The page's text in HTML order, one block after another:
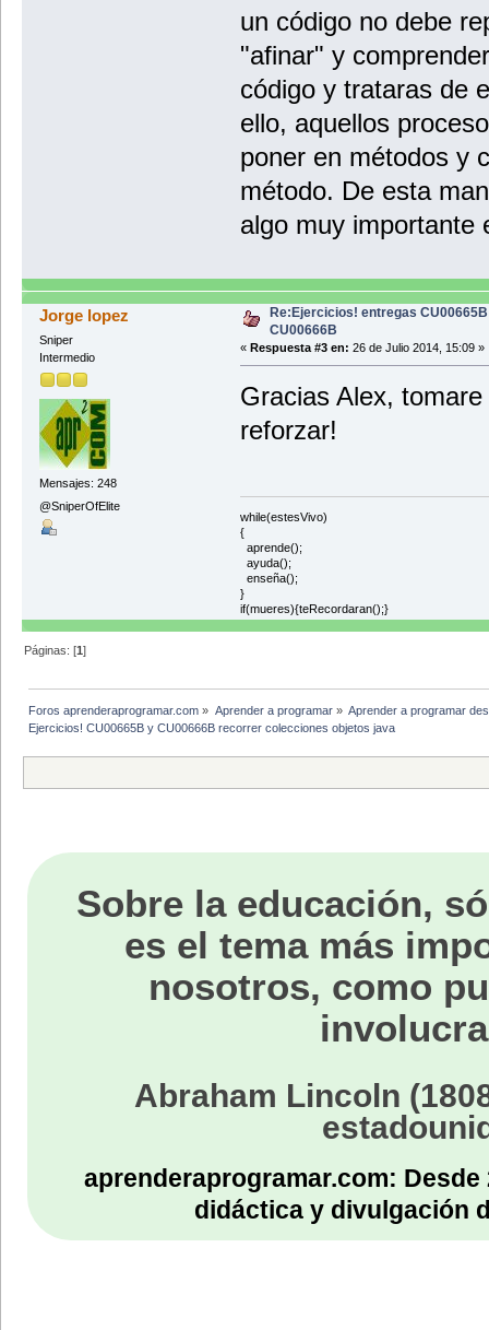
for(String nombre:
{
}
eliminar = "";
}
i = 1;
{
System.out.println("Cantante
}
}*/
un código no debe
"afinar" y
código y trataras de
ello, aquellos
poner en métodos y
método. De esta
algo muy importante
Jorge lopez
Sniper
Intermedio
Mensajes: 248
@SniperOfElite
Re:Ejercicios! entregas
CU00666B
« Respuesta #3 en: 26 de Julio 2014, 15:09 »
Gracias Alex,
reforzar!
while(estesVivo)
{
aprende();
ayuda();
enseña();
}
if(mueres){teRecordaran();}
Páginas: [1]
Foros aprenderaprogramar.com » Aprender a programar» Aprender a programar
Ejercicios! CU00665B y CU00666B recorrer colecciones objetos java
Sobre la educación,
es el tema más
nosotros, como
Abraham Lincoln
aprenderaprogramar.com:
didáctica y divulgación